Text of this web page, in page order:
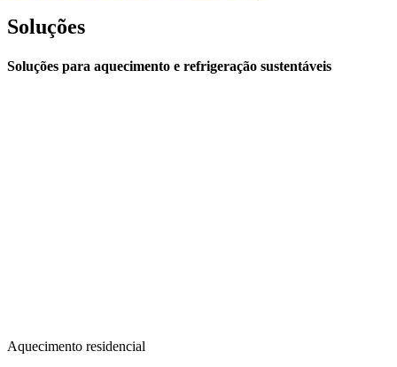
Soluções
Soluções para aquecimento e refrigeração sustentáveis
Aquecimento residencial